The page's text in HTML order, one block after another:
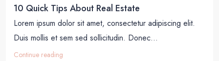
10 Quick Tips About Real Estate
Lorem ipsum dolor sit amet, consectetur adipiscing elit.
Duis mollis et sem sed sollicitudin. Donec...
Continue reading